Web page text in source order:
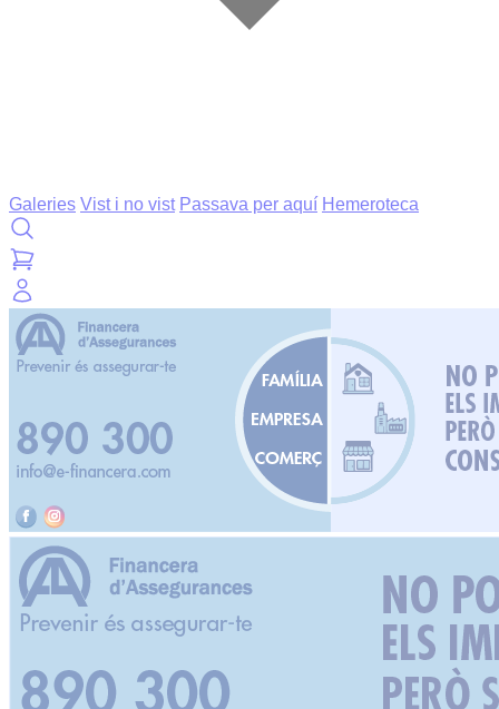
Galeries Vist i no vist Passava per aquí Hemeroteca